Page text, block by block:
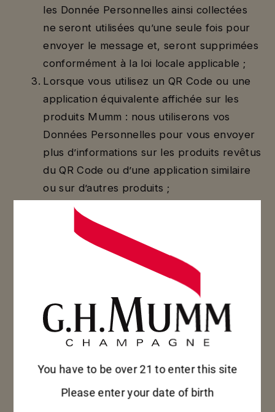
les Donnée Personnelles ainsi collectées
ne seront utilisées qu’une seule fois pour
envoyer le message et, seront supprimées
conformément à la loi locale applicable ;
Lorsque vous utilisez un QR Code ou une
application équivalente affichée sur les
produits Mumm : nous utiliserons vos
Données Personnelles pour vous envoyer
plus d’informations sur les produits revêtus
du QR Code ou d’une application similaire
ou sur d’autres produits ;
Parce qu’il est également dans l’intérêt
légitime de Mumm et de Pernod Ricard
France de mieux vous servir :
Sous réserve d’avoir obtenu votre consentement
lorsque celui-ci est requis, nous pourrons, être
amenés à combiner, à mettre à jour ou à
consolider vos Données Personnelles collectées
recevons de sources tierces et extérieures. Par
exemple, nous pourrons combiner des
You have to be over 21 to enter this site
Please enter your date of birth